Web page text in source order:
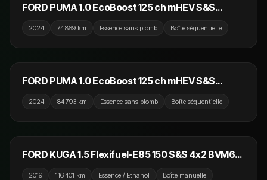
NOUVEAU
FORD PUMA 1.0 EcoBoost 125 ch mHEV S&S
2024 74 869 km Essence sans plomb Boîte séquentielle
NOUVEAU
14 790 €
FORD PUMA 1.0 EcoBoost 125 ch mHEV S&S
2024 84 793 km Essence sans plomb Boîte séquentielle
NOUVEAU
13 990 €
FORD KUGA 1.5 Flexifuel-E85 150 S&S 4x2 BVM6
2019 116 401 km Essence / Ethanol Boîte manuelle